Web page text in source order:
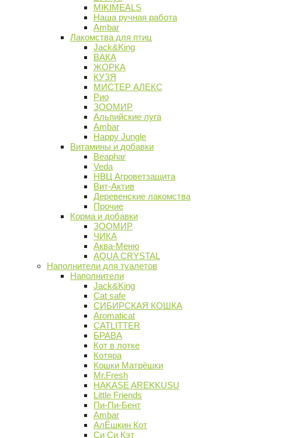
MIKIMEALS
Наша ручная работа
Ambar
Лакомства для птиц
Jack&King
ВАКА
ЖОРКА
КУЗЯ
МИСТЕР АЛЕКС
Рио
ЗООМИР
Альпийские луга
Ambar
Happy Jungle
Витамины и добавки
Beaphar
Veda
НВЦ Агроветзащита
Вит-Актив
Деревенские лакомства
Прочие
Корма и добавки
ЗООМИР
ЧИКА
Аква-Меню
AQUA CRYSTAL
Наполнители для туалетов
Наполнители
Jack&King
Cat safe
СИБИРСКАЯ КОШКА
Aromaticat
CATLITTER
БРАВА
Кот в лотке
Котяра
Кошки Матрёшки
Mr.Fresh
HAKASE AREKKUSU
Little Friends
Пи-Пи-Бент
Ambar
АлЁшкин Кот
Си Си Кэт